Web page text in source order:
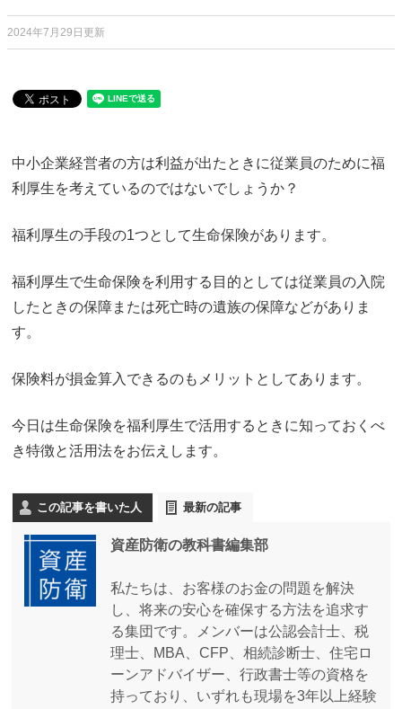
2024年7月29日更新
中小企業経営者の方は利益が出たときに従業員のために福
利厚生を考えているのではないでしょうか？
福利厚生の手段の1つとして生命保険があります。
福利厚生で生命保険を利用する目的としては従業員の入院
したときの保障または死亡時の遺族の保障などがありま
す。
保険料が損金算入できるのもメリットとしてあります。
今日は生命保険を福利厚生で活用するときに知っておくべ
き特徴と活用法をお伝えします。
この記事を書いた人 最新の記事
資産防衛の教科書編集部
私たちは、お客様のお金の問題を解決
し、将来の安心を確保する方法を追求す
る集団です。メンバーは公認会計士、税
理士、MBA、CFP、相続診断士、住宅ロ
ーンアドバイザー、行政書士等の資格を
持っており、いずれも現場を3年以上経験